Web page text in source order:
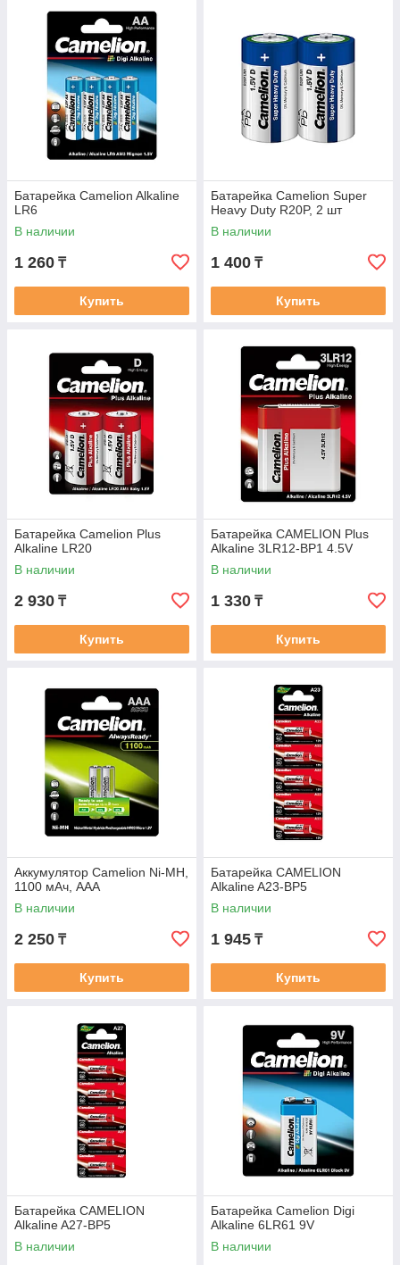
Батарейка Camelion Alkaline
LR6
В наличии
1 260 ₸
Купить
Батарейка Camelion Super
Heavy Duty R20P, 2 шт
В наличии
1 400 ₸
Купить
Батарейка Camelion Plus
Alkaline LR20
В наличии
2 930 ₸
Купить
Батарейка CAMELION Plus
Alkaline 3LR12-BP1 4.5V
В наличии
1 330 ₸
Купить
Аккумулятор Camelion Ni-MH,
1100 мАч, ААА
В наличии
2 250 ₸
Купить
Батарейка CAMELION
Alkaline A23-BP5
В наличии
1 945 ₸
Купить
Батарейка CAMELION
Alkaline A27-BP5
В наличии
Батарейка Camelion Digi
Alkaline 6LR61 9V
В наличии